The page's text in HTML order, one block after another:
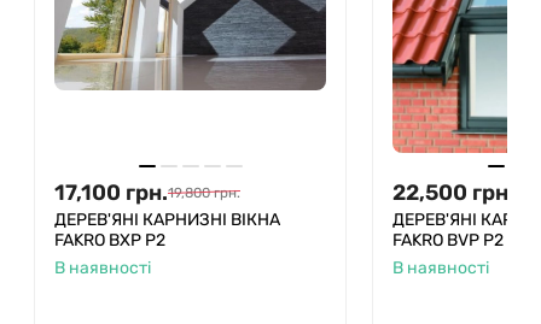
17,100 грн.19,800 грн.
ДЕРЕВ'ЯНІ КАРНИЗНІ ВІКНА
FAKRO BXP P2
В наявності
22,500 грн.
ДЕРЕВ'ЯНІ
FAKRO BVP P2
В наявності